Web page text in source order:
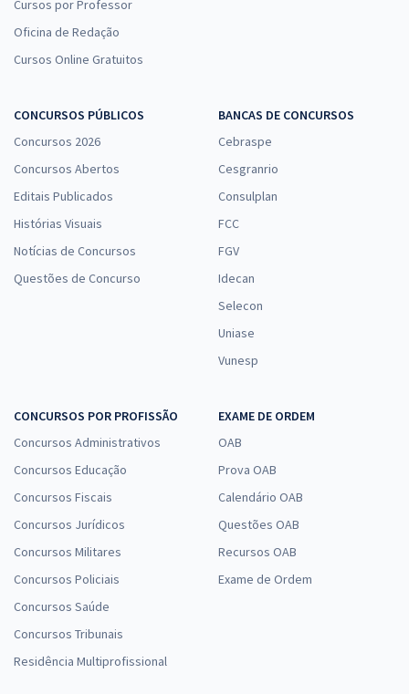
Cursos por Professor
Oficina de Redação
Cursos Online Gratuitos
CONCURSOS PÚBLICOS
Concursos 2026
Concursos Abertos
Editais Publicados
Histórias Visuais
Notícias de Concursos
Questões de Concurso
BANCAS DE CONCURSOS
Cebraspe
Cesgranrio
Consulplan
FCC
FGV
Idecan
Selecon
Uniase
Vunesp
CONCURSOS POR PROFISSÃO
Concursos Administrativos
Concursos Educação
Concursos Fiscais
Concursos Jurídicos
Concursos Militares
Concursos Policiais
Concursos Saúde
Concursos Tribunais
Residência Multiprofissional
EXAME DE ORDEM
OAB
Prova OAB
Calendário OAB
Questões OAB
Recursos OAB
Exame de Ordem